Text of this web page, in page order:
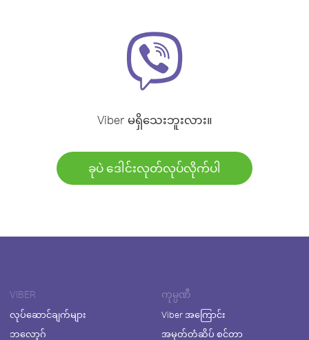
Viber မရှိသေးဘူးလား။
ခုပဲ ဒေါင်းလုတ်လုပ်လိုက်ပါ
VIBER
လုပ်ဆောင်ချက်များ
ဘလော့ဂ်
ကုမ္ပဏီ
Viber အကြောင်း
အမှတ်တံဆိပ် စင်တာ